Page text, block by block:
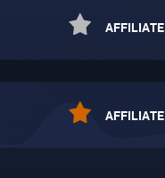
AFFILIATE
AFFILIATE